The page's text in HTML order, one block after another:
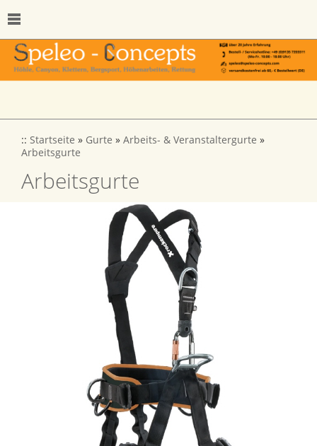
:: Startseite » Gurte » Arbeits- & Veranstaltergurte »
Arbeitsgurte
Arbeitsgurte